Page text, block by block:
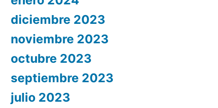
diciembre 2023
noviembre 2023
octubre 2023
septiembre 2023
julio 2023